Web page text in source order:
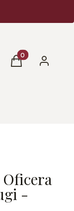
Produkty w
Koszyk Zaloguj
-